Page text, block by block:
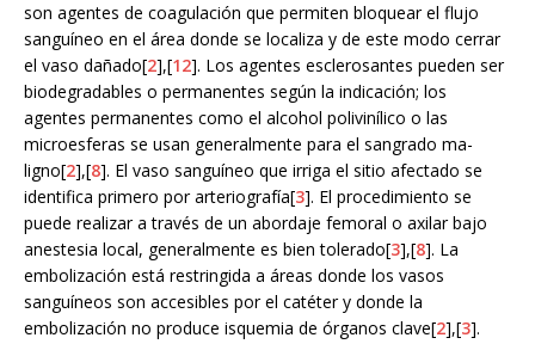
son agentes de coagulación que permiten bloquear el flujo
sanguíneo en el área donde se localiza y de este modo cerrar
el vaso dañado[2],[12]. Los agentes esclerosantes pueden ser
biodegradables o permanentes según la indicación; los
agentes permanentes como el alcohol polivinílico o las
microesferas se usan generalmente para el sangrado ma-
ligno[2],[8]. El vaso sanguíneo que irriga el sitio afectado se
identifica primero por arteriografía[3]. El procedimiento se
puede realizar a través de un abordaje femoral o axilar bajo
anestesia local, generalmente es bien tolerado[3],[8]. La
embolización está restringida a áreas donde los vasos
sanguíneos son accesibles por el catéter y donde la
embolización no produce isquemia de órganos clave[2],[3].